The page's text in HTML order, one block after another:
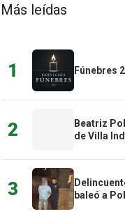
Más leídas
1 Fúnebres
2
Beatriz
de Villa
3
baleó a